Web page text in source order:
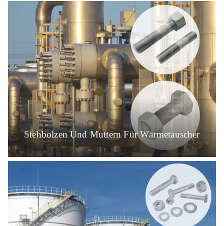
Stehbolzen Und Muttern Für Wärmetauscher